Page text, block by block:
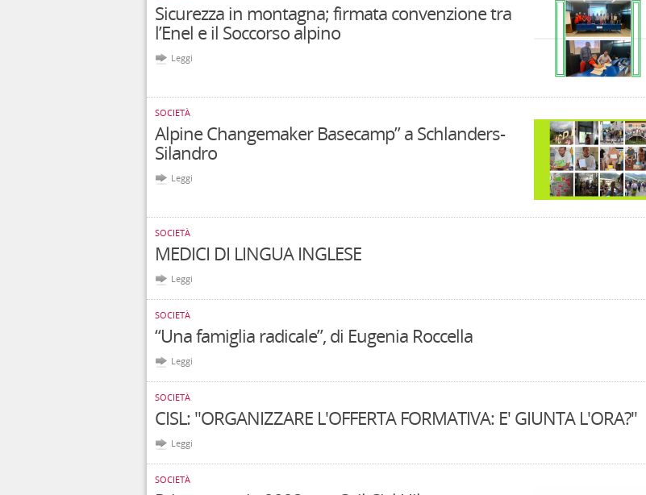
Sicurezza in montagna; firmata convenzione tra
l’Enel e il Soccorso alpino
Leggi
SOCIETÀ
Alpine Changemaker Basecamp” a Schlanders-
Silandro
Leggi
SOCIETÀ
MEDICI DI LINGUA INGLESE
Leggi
SOCIETÀ
“Una famiglia radicale”, di Eugenia Roccella
Leggi
SOCIETÀ
CISL: "ORGANIZZARE L'OFFERTA FORMATIVA: E' GIUNTA L'ORA?"
Leggi
SOCIETÀ